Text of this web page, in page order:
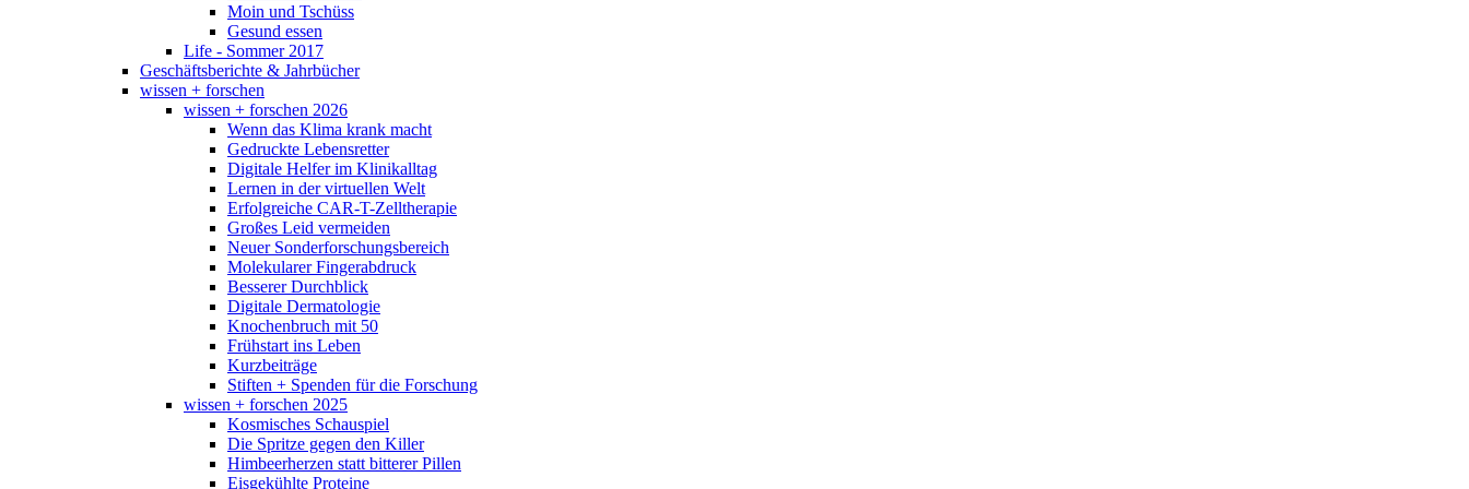
Moin und Tschüss
Gesund essen
Life - Sommer 2017
Geschäftsberichte & Jahrbücher
wissen + forschen
wissen + forschen 2026
Wenn das Klima krank macht
Gedruckte Lebensretter
Digitale Helfer im Klinikalltag
Lernen in der virtuellen Welt
Erfolgreiche CAR-T-Zelltherapie
Großes Leid vermeiden
Neuer Sonderforschungsbereich
Molekularer Fingerabdruck
Besserer Durchblick
Digitale Dermatologie
Knochenbruch mit 50
Frühstart ins Leben
Kurzbeiträge
Stiften + Spenden für die Forschung
wissen + forschen 2025
Kosmisches Schauspiel
Die Spritze gegen den Killer
Himbeerherzen statt bitterer Pillen
Eisgekühlte Proteine